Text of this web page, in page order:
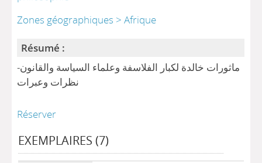
Zones géographiques > Afrique
Résumé :
ماثورات خالدة لكبار الفلاسفة وعلماء السياسة والقانون-
نظرات وعبرات
Réserver
EXEMPLAIRES (7)